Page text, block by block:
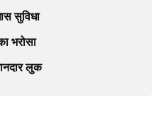
सुविधा
भरोसा
लुक